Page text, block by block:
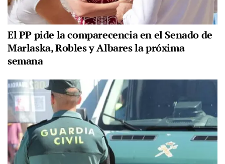
El PP pide la comparecencia en el Senado de
Marlaska, Robles y Albares la próxima
semana